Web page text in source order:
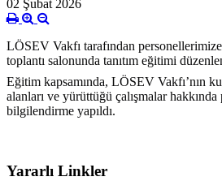
02 Şubat 2026
LÖSEV Vakfı tarafından
toplantı salonunda tanıtım eğitimi
Eğitim kapsamında, LÖSEV Vakfı’nın
alanları ve yürüttüğü çalışmalar
bilgilendirme yapıldı.
Yararlı Linkler